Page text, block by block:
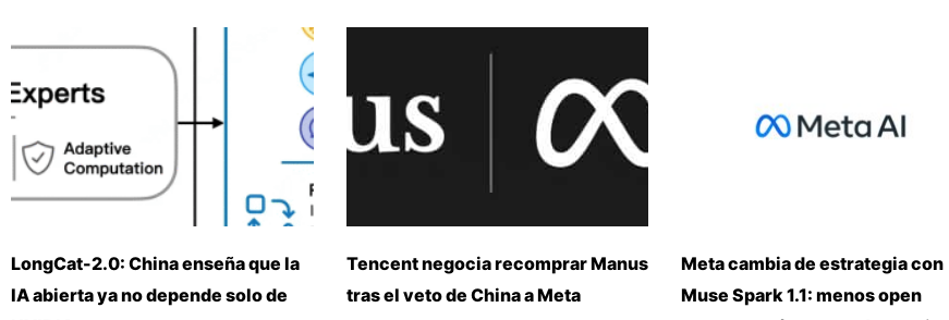
LongCat-2.0: China enseña que la
IA abierta ya no depende solo de
Tencent negocia recomprar Manus
tras el veto de China a Meta
Meta cambia de estrategia con
Muse Spark 1.1: menos open